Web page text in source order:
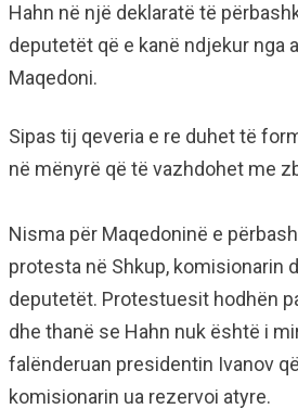
Hahn në një deklaratë të
deputetët që e kanë ndjekur nga
Maqedoni.
Sipas tij qeveria e re duhet të
në mënyrë që të vazhdohet me
Nisma për Maqedoninë e
protesta në Shkup, komisionarin
deputetët. Protestuesit hodhën
dhe thanë se Hahn nuk është i
falënderuan presidentin Ivanov
komisionarin ua rezervoi atyre.